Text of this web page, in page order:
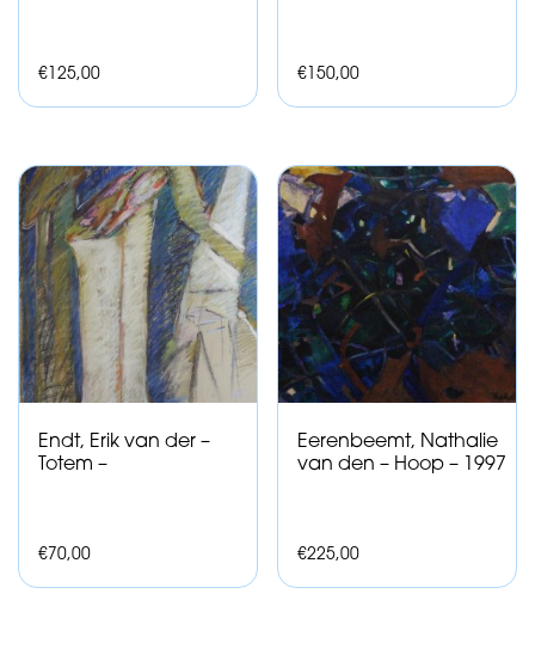
€ 125,00 € 150,00
Endt, Erik van der –
Totem –
€70,00
Eerenbeemt, Nathalie
van den – Hoop – 1997
€225,00